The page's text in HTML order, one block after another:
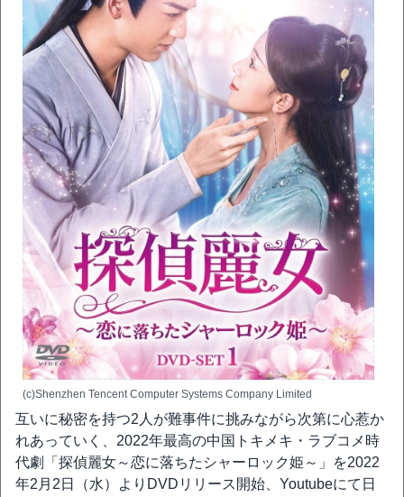
(c)Shenzhen Tencent Computer Systems Company Limited
互いに秘密を持つ2人が難事件に挑みながら次第に心惹か
れあっていく、2022年最高の中国トキメキ・ラブコメ時
代劇「探偵麗女～恋に落ちたシャーロック姫～」を2022
年2月2日（水）よりDVDリリース開始、Youtubeにて日